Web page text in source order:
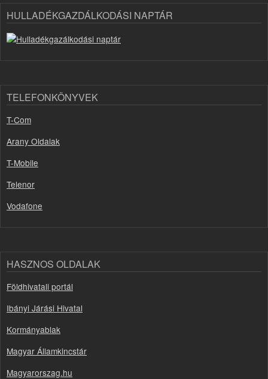
HULLADÉKGAZDÁLKODÁSI NAPTÁR
TELEFONKÖNYVEK
T-Com
Arany Oldalak
T-Mobile
Telenor
Vodafone
HASZNOS OLDALAK
Földhivatali portál
Ibányi Járási Hivatal
Kormányablak
Magyar Államkincstár
Magyarorszag.hu